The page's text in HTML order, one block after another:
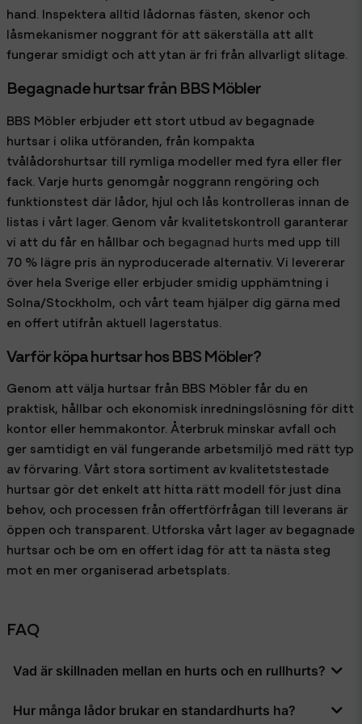
hand. Inspektera alltid lådornas fästen, skenor och
låsmekanismer noggrant för att säkerställa att allt
fungerar smidigt och att ytan är fri från allvarligt slitage.
Begagnade hurtsar från BBS Möbler
BBS Möbler erbjuder ett stort utbud av begagnade
hurtsar i olika utföranden, från kompakta
tvålådorshurtsar till rymliga modeller med fyra eller fler
fack. Varje hurts genomgår noggrann rengöring och
funktionstest där lådor, hjul och lås kontrolleras innan de
listas i vårt lager. Genom vår kvalitetskontroll garanterar
vi att du får en hållbar och begagnad hurts med upp till
70 % lägre pris än nyproducerade alternativ. Vi levererar
över hela Sverige eller erbjuder smidig upphämtning i
Solna/Stockholm, och vårt team hjälper dig gärna med
en offert utifrån aktuell lagerstatus.
Varför köpa hurtsar hos BBS Möbler?
Genom att välja hurtsar från BBS Möbler får du en
praktisk, hållbar och ekonomisk inredningslösning för ditt
kontor eller hemmakontor. Återbruk minskar avfall och
ger samtidigt en väl fungerande arbetsmiljö med rätt typ
av förvaring. Vårt stora sortiment av kvalitetstestade
hurtsar gör det enkelt att hitta rätt modell för just dina
behov, och processen från offertförfrågan till leverans är
öppen och transparent. Utforska vårt lager av begagnade
hurtsar och be om en offert idag för att ta nästa steg
mot en mer organiserad arbetsplats.
FAQ
Vad är skillnaden mellan en hurts och en rullhurts?
med fasta fötter, medan en rullhurts är utrustad med hjul som
Hur många lådor brukar en standardhurts ha?